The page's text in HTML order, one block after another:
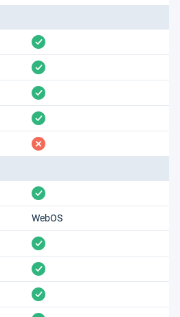
vorhanden
vorhanden
vorhanden
vorhanden
fehlt
vorhanden
WebOS
vorhanden
vorhanden
vorhanden